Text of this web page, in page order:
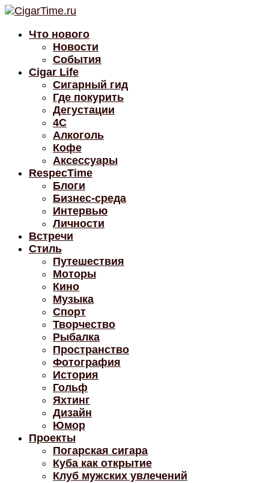
Что нового
Новости
События
Cigar Life
Сигарный гид
Где покурить
Дегустации
4C
Алкоголь
Кофе
Аксессуары
RespecTime
Блоги
Бизнес-среда
Интервью
Личности
Встречи
Стиль
Путешествия
Моторы
Кино
Музыка
Спорт
Творчество
Рыбалка
Пространство
Фотография
История
Гольф
Яхтинг
Дизайн
Юмор
Проекты
Погарская сигара
Куба как открытие
Клуб мужских увлечений